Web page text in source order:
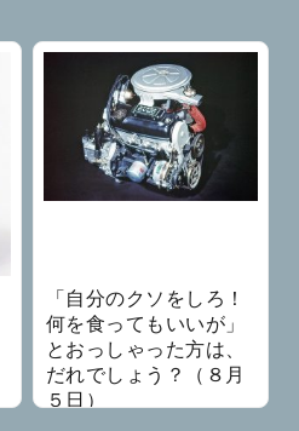
「自分のクソをしろ！
何を食ってもいいが」
とおっしゃった方は、
だれでしょう？（８月
５日）